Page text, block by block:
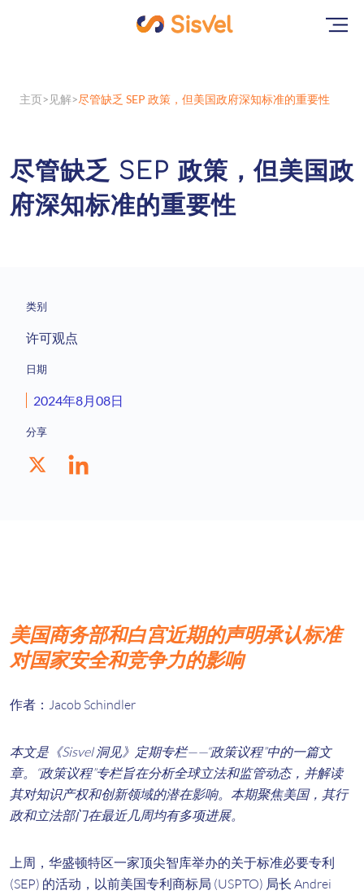
主页 见解 尽管缺乏 SEP 政策，但美国政府深知标准的重要性
尽管缺乏 SEP 政策，但美国政
府深知标准的重要性
类别
许可观点
日期
2024年8月08日
分享
美国商务部和白宫近期的声明承认标准
对国家安全和竞争力的影响
作者：Jacob Schindler
本文是《Sisvel 洞见》定期专栏——“政策议程”中的一篇文
章。“政策议程”专栏旨在分析全球立法和监管动态，并解读
其对知识产权和创新领域的潜在影响。本期聚焦美国，其行
政和立法部门在最近几周均有多项进展。
上周，华盛顿特区一家顶尖智库举办的关于标准必要专利
(SEP) 的活动，以前美国专利商标局 (USPTO) 局长 Andrei